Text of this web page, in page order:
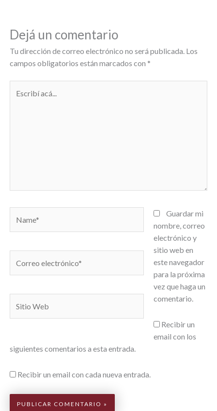
Dejá un comentario
Tu dirección de correo electrónico no será publicada. Los
campos obligatorios están marcados con *
acá...
electrónico*
Web
Guardar mi
nombre, correo
electrónico y
sitio web en
este navegador
para la próxima
vez que haga un
comentario.
Recibir un
email con los
siguientes comentarios a esta entrada.
Recibir un email con cada nueva entrada.